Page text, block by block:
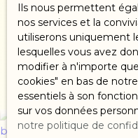
Acheter
un bien
Ils nous permettent
nos services et la
utiliserons uniquement
lesquelles vous avez
modifier à n'importe
cookies″ en bas de
essentiels à son
sur vos données
notre politique de